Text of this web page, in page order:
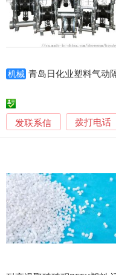
机械 青岛日化业塑料气动隔膜泵配件齐
发联系信 拨打电话